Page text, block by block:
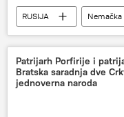
RUSIJA Nemačka
Rusija – vojska i naoružanje
vojna pomoć
Patrijarh Porfirije i
Bratska saradnja dve
jednoverna naroda